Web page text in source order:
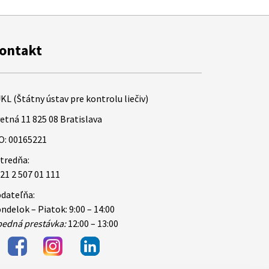
(Štátny ústav pre kontrolu liečiv)
11 825 08 Bratislava
00165221
2 507 01 111
– Piatok: 9:00 – 14:00
prestávka:12:00 – 13:00